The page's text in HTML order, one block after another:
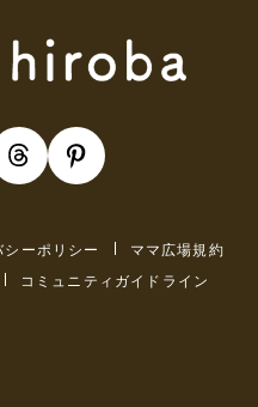
シーポリシー
ママ広場規約
コミュニティガイドライン